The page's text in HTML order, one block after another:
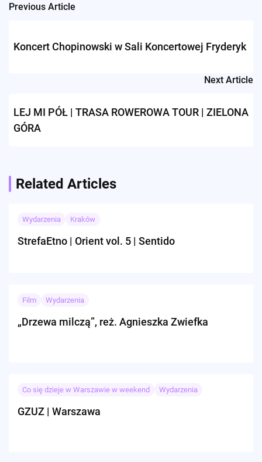
Post
Previous Article
Koncert Chopinowski w Sali Koncertowej Fryderyk
Next Article
LEJ MI PÓŁ | TRASA ROWEROWA TOUR | ZIELONA
GÓRA
Related Articles
Wydarzenia Kraków
StrefaEtno | Orient vol. 5 | Sentido
Film Wydarzenia
„Drzewa milczą”, reż. Agnieszka Zwiefka
Co się dzieje w Warszawie w weekend Wydarzenia
GZUZ | Warszawa